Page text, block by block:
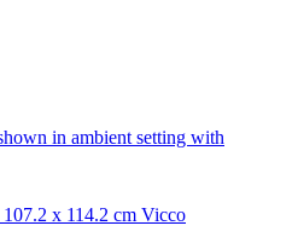
x 114.2 cm Vicco